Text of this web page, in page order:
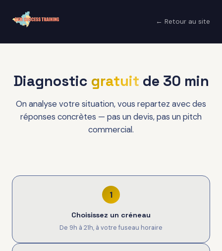
← Retour au site
Diagnostic gratuit de 30 min
On analyse votre situation, vous repartez avec des
réponses concrètes — pas un devis, pas un pitch
commercial.
1
Choisissez un créneau
De 9h à 21h, à votre fuseau horaire